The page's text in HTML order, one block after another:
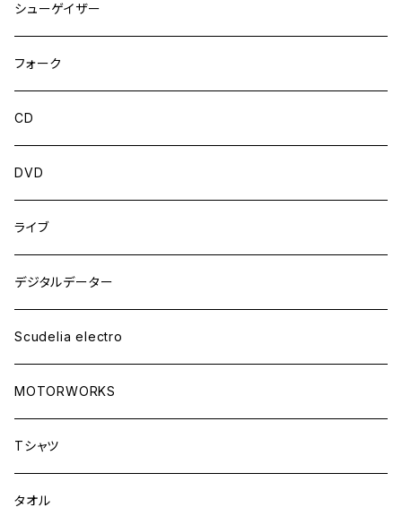
シューゲイザー
フォーク
CD
DVD
ライブ
デジタルデーター
Scudelia electro
MOTORWORKS
Tシャツ
タオル